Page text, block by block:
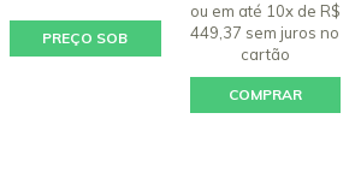
PREÇO SOB
ou em até 10x de R$
449,37 sem jurosno
cartão
COMPRAR